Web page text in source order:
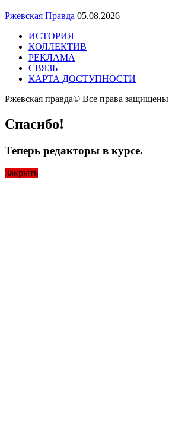
Ржевская Правда 05.08.2026
ИСТОРИЯ
КОЛЛЕКТИВ
РЕКЛАМА
СВЯЗЬ
КАРТА ДОСТУПНОСТИ
Ржевская правда© Все права защищены
Спасибо!
Теперь редакторы в курсе.
Закрыть